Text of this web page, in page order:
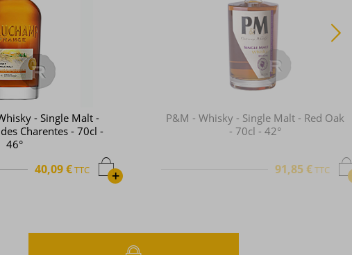
P&M - Whisky - Single Malt - Red Oak
- 70cl - 42°